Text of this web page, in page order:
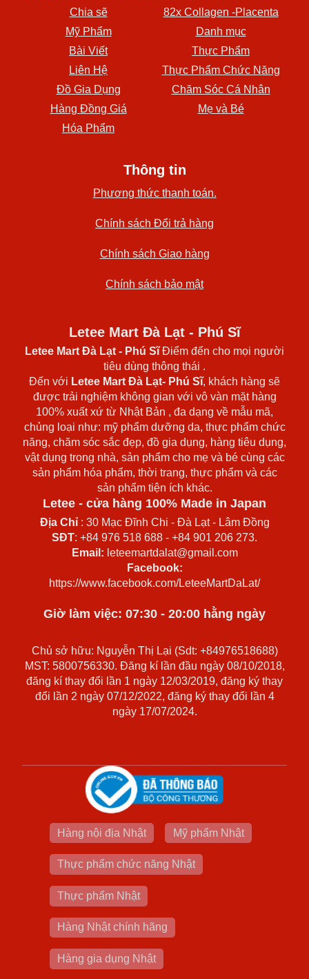
Chia sẽ
82x Collagen -Placenta
Mỹ Phẩm
Danh mục
Bài Viết
Thực Phẩm
Liên Hệ
Thực Phẩm Chức Năng
Đồ Gia Dụng
Chăm Sóc Cá Nhân
Hàng Đồng Giá
Mẹ và Bé
Hóa Phẩm
Thông tin
Phương thức thanh toán.
Chính sách Đổi trả hàng
Chính sách Giao hàng
Chính sách bảo mật
Letee Mart Đà Lạt - Phú Sĩ
Letee Mart Đà Lạt - Phú SĩĐiểm đến cho mọi người
tiêu dùng thông thái .
Đến với Letee Mart Đà Lạt- Phú Sĩ, khách hàng sẽ
được trải nghiệm không gian với vô vàn mặt hàng
100% xuất xứ từ Nhật Bản , đa dạng về mẫu mã,
chủng loại như: mỹ phẩm dưỡng da, thực phẩm chức
năng, chăm sóc sắc đẹp, đồ gia dụng, hàng tiêu dụng,
vật dụng trong nhà, sản phẩm cho mẹ và bé cùng các
sản phẩm hóa phẩm, thời trang, thực phẩm và các
sản phẩm tiện ích khác.
Letee - cửa hàng 100% Made in Japan
Địa Chỉ: 30 Mạc Đĩnh Chi - Đà Lạt - Lâm Đồng
SĐT: +84 976 518 688 - +84 901 206 273.
Email: leteemartdalat@gmail.com
Facebook:
https://www.facebook.com/LeteeMartDaLat/
Giờ làm việc: 07:30 - 20:00 hằng ngày
Chủ sở hữu: Nguyễn Thị Lại (Sdt: +84976518688)
MST: 5800756330. Đăng kí lần đầu ngày 08/10/2018,
đăng kí thay đổi lần 1 ngày 12/03/2019, đăng ký thay
đổi lần 2 ngày 07/12/2022, đăng ký thay đổi lần 4
ngày 17/07/2024.
Hàng nội địa Nhật Mỹ phẩm Nhật
Thực phẩm chức năng Nhật
Thực phẩm Nhật
Hàng Nhật chính hãng
Hàng gia dụng Nhật